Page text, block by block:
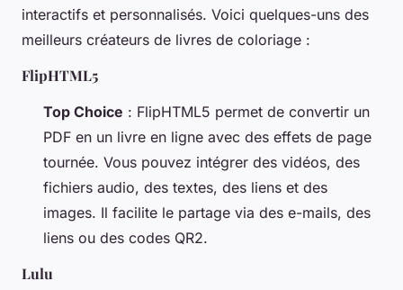
interactifs et personnalisés. Voici quelques-uns des
meilleurs créateurs de livres de coloriage :
FlipHTML5
Top Choice : FlipHTML5 permet de convertir un
PDF en un livre en ligne avec des effets de page
tournée. Vous pouvez intégrer des vidéos, des
fichiers audio, des textes, des liens et des
images. Il facilite le partage via des e-mails, des
liens ou des codes QR2.
Lulu